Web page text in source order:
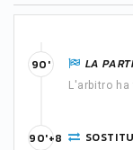
LA
L'arbitro
90'
90'+8